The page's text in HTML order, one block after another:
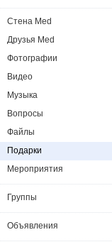
Стена Med
Друзья Med
Фотографии
Видео
Музыка
Вопросы
Файлы
Подарки
Мероприятия
Группы
Объявления